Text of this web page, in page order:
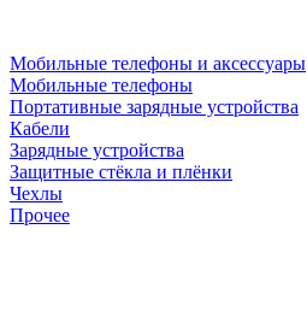
Мобильные телефоны и аксессуары
Мобильные телефоны
Портативные зарядные устройства
Кабели
Зарядные устройства
Защитные стёкла и плёнки
Чехлы
Прочее